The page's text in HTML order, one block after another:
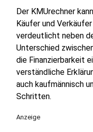
Der KMUrechner
Käufer und
verdeutlicht neben
Unterschied
die Finanzierbarkeit
verständliche
auch kaufmännisch
Schritten.
Anzeige